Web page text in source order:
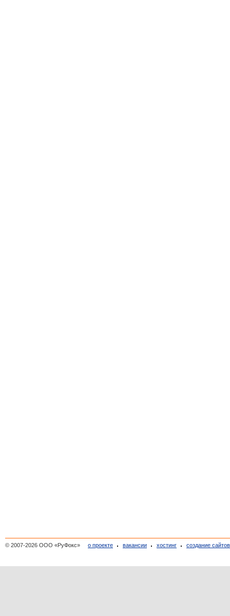
© 2007-2026 ООО «РуФокс» о проекте вакансии хостинг создание сайтов